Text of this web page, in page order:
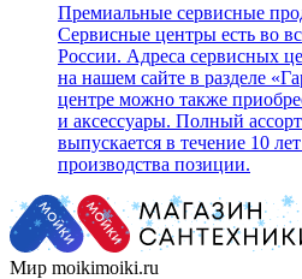
Премиальные сервисные
Сервисные центры есть во
России. Адреса сервисных
на нашем сайте в разделе
центре можно также
и аксессуары. Полный
выпускается в течение 10
производства позиции.
Мир moikimoiki.ru